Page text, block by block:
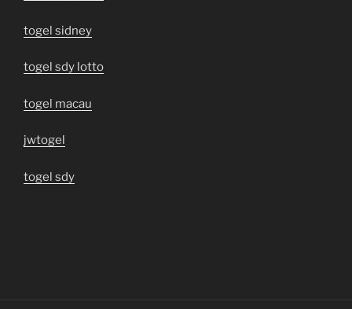
togel sidney
togel sdy lotto
togel macau
jwtogel
togel sdy